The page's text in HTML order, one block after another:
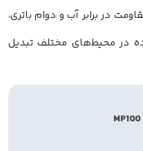
آب و دوام باتری،
مختلف تبدیل